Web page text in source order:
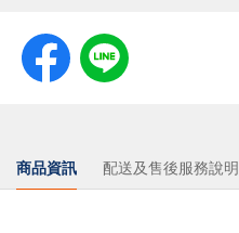
商品資訊 配送及售後服務說明